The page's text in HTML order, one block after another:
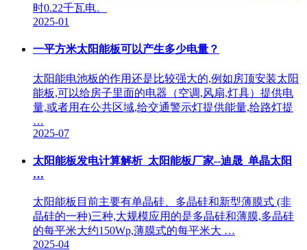
时0.22千瓦电。
2025-01
一平方米太阳能板可以产生多少电量？
太阳能电池板的作用还是比较强大的,例如房顶安装太阳
能板,可以给房子里面的电器（空调,风扇,灯具）提供电
量,或者用在公共区域,给交通警示灯提供能量,给路灯提
…
2025-07
太阳能板发电计算解析_太阳能板厂家--迪晟_单晶太阳
…
太阳能板目前主要有单晶硅、多晶硅和新型薄膜式 (非
晶硅的一种)三种,大规模应用的是多晶硅和薄膜,多晶硅
的每平米大约150Wp,薄膜式的每平米大 …
2025-04